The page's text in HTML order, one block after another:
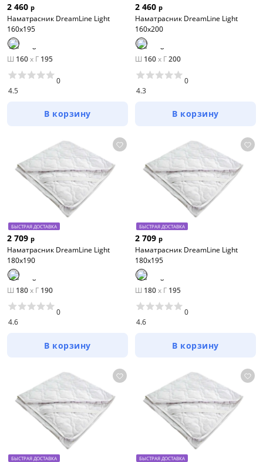
2 460 р
Наматрасник DreamLine Light
160х195
Ш 160x Г 195
4.5
0
В корзину
2 460 р
Наматрасник DreamLine Light
160х200
Ш 160x Г200
4.3
0
В корзину
БЫСТРАЯ ДОСТАВКА
2 709 р
Наматрасник DreamLine Light
180х190
Ш 180x Г 190
4.6
0
В корзину
БЫСТРАЯ ДОСТАВКА
2 709 р
Наматрасник DreamLine Light
180х195
Ш 180x Г 195
4.6
0
В корзину
БЫСТРАЯ ДОСТАВКА БЫСТРАЯ ДОСТАВКА